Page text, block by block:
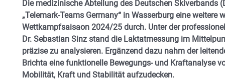
Die medizinische Abteilung des Deutschen Skiverbands
„Telemark-Teams Germany“ in Wasserburg eine
Wettkampfsaisaon 2024/25 durch. Unter der
Dr. Sebastian Sinz stand die Laktatmessung im
präzise zu analysieren. Ergänzend dazu nahm der
Brichta eine funktionelle Bewegungs- und Kraftanalyse
Mobilität, Kraft und Stabilität aufzudecken.